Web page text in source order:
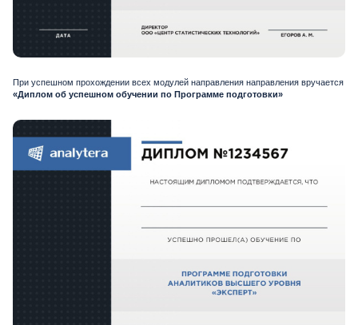
При успешном прохождении всех модулей направления направления вручается
«Диплом об успешном обучении по Программе подготовки»